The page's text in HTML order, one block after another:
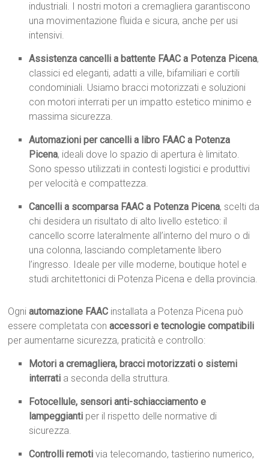
industriali. I nostri motori a cremagliera garantiscono
una movimentazione fluida e sicura, anche per usi
intensivi.
Assistenza cancelli a battente FAAC a Potenza Picena,
classici ed eleganti, adatti a ville, bifamiliari e cortili
condominiali. Usiamo bracci motorizzati e soluzioni
con motori interrati per un impatto estetico minimo e
massima sicurezza.
Automazioni per cancelli a libro FAAC a Potenza
Picena, ideali dove lo spazio di apertura è limitato.
Sono spesso utilizzati in contesti logistici e produttivi
per velocità e compattezza.
Cancelli a scomparsa FAAC a Potenza Picena, scelti da
chi desidera un risultato di alto livello estetico: il
cancello scorre lateralmente all’interno del muro o di
una colonna, lasciando completamente libero
l’ingresso. Ideale per ville moderne, boutique hotel e
studi architettonici di Potenza Picena e della provincia.
Ogniautomazione FAAC installata a Potenza Picena può
essere completata conaccessori e tecnologie compatibili
per aumentarne sicurezza, praticità e controllo:
Motori a cremagliera, bracci motorizzati o sistemi
interrati a seconda della struttura.
Fotocellule, sensori anti-schiacciamento e
lampeggianti per il rispetto delle normative di
sicurezza.
Controlli remoti via telecomando, tastierino numerico,